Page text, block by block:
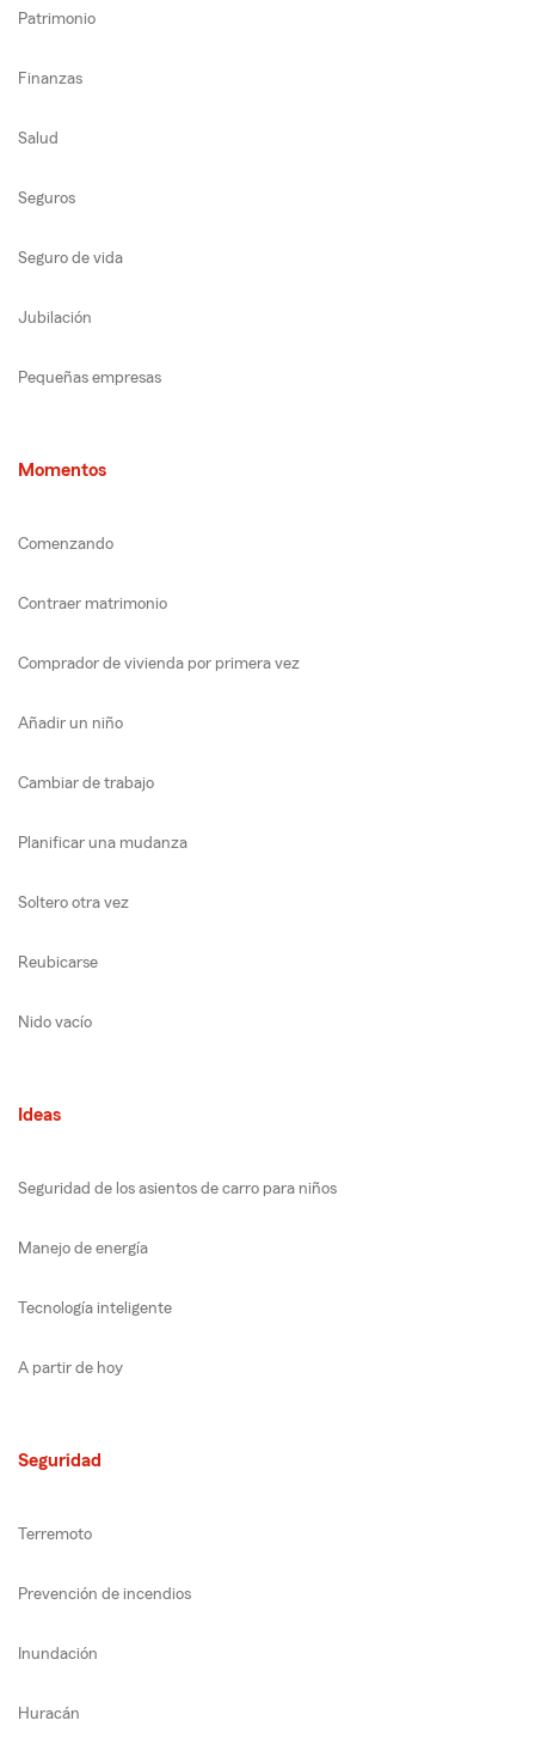
Patrimonio
Finanzas
Salud
Seguros
Seguro de vida
Jubilación
Pequeñas empresas
Momentos
Comenzando
Contraer matrimonio
Comprador de vivienda por primera vez
Añadir un niño
Cambiar de trabajo
Planificar una mudanza
Soltero otra vez
Reubicarse
Nido vacío
Ideas
Seguridad de los asientos de carro para niños
Manejo de energía
Tecnología inteligente
A partir de hoy
Seguridad
Terremoto
Prevención de incendios
Inundación
Huracán